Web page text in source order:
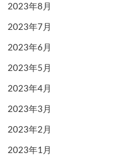
2023年8月
2023年7月
2023年6月
2023年5月
2023年4月
2023年3月
2023年2月
2023年1月